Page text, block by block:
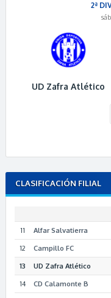
2ª
UD Zafra Atlético
CLASIFICACIÓN FILIAL
11 Alfar Salvatierra
12 Campillo FC
13 UD Zafra Atlético
14 CD Calamonte B